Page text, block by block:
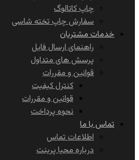
چاپ کاتالوگ
سفارش چاپ تخته شاسی
خدمات مشتریان
راهنمای ارسال فایل
پرسش های متداول
قوانین و مقررات
کنترل کیفیت
قوانین و مقررات
نحوه پرداخت
تماس با ما
اطلاعات تماس
درباره محیا پرینت